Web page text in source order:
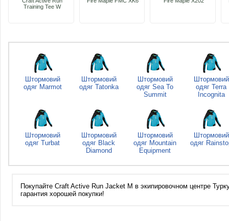
Training Tee W
Штормовий
одяг Marmot
Штормовий
одяг Tatonka
Штормовий
одяг Sea To
Summit
Штормовий
одяг Terra
Incognita
Штормовий
одяг Turbat
Штормовий
одяг Black
Diamond
Штормовий
одяг Mountain
Equipment
Штормовий
одяг
Покупайте Craft Active Run Jacket M в экипировочном центре
гарантия хорошей покупки!